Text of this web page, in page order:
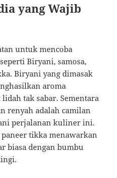
yang Wajib
untuk mencoba
Biryani, samosa,
Biryani yang dimasak
aroma
tak sabar. Sementara
renyah adalah camilan
perjalanan kuliner ini.
tikka menawarkan
biasa dengan bumbu